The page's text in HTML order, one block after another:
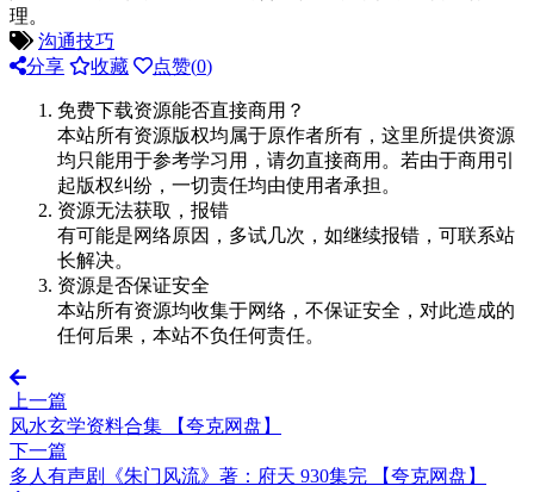
理。
沟通技巧
分享
收藏 点赞(0)
免费下载资源能否直接商用？
本站所有资源版权均属于原作者所有，这里所提供资源
均只能用于参考学习用，请勿直接商用。若由于商用引
起版权纠纷，一切责任均由使用者承担。
资源无法获取，报错
有可能是网络原因，多试几次，如继续报错，可联系站
长解决。
资源是否保证安全
本站所有资源均收集于网络，不保证安全，对此造成的
任何后果，本站不负任何责任。
上一篇
风水玄学资料合集 【夸克网盘】
下一篇
多人有声剧《朱门风流》著：府天 930集完 【夸克网盘】